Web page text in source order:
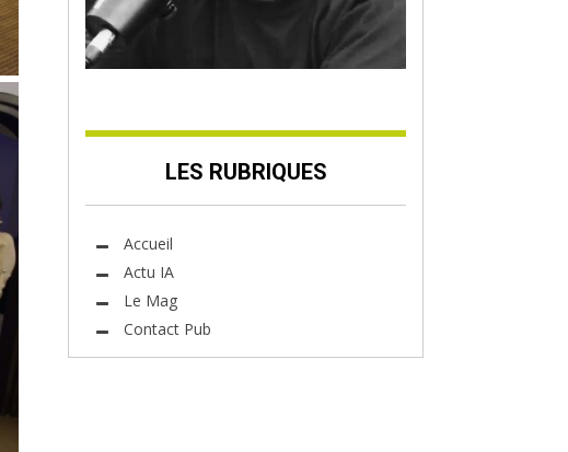
LES RUBRIQUES
Accueil
Actu IA
Le Mag
Contact Pub